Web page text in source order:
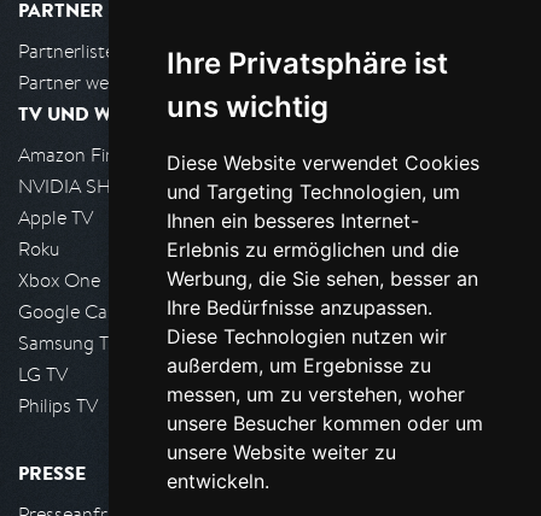
Ihre Privatsphäre ist
uns wichtig
Diese Website verwendet Cookies
und Targeting Technologien, um
Ihnen ein besseres Internet-
Erlebnis zu ermöglichen und die
Werbung, die Sie sehen, besser an
Ihre Bedürfnisse anzupassen.
Diese Technologien nutzen wir
außerdem, um Ergebnisse zu
messen, um zu verstehen, woher
unsere Besucher kommen oder um
unsere Website weiter zu
entwickeln.
PARTNER
Partnerliste
Partner werden
TV UND WOHNZIMMER
Amazon FireTV
NVIDIA SHIELD, Google TV
Apple TV
Roku
Xbox One
Google Cast
Samsung TV
LG TV
Philips TV
PRESSE